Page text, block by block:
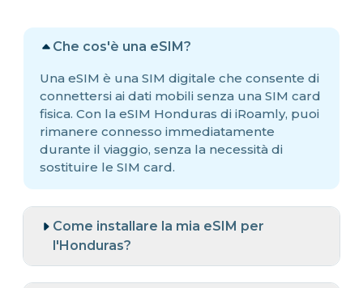
Che cos'è una eSIM?
Una eSIM è una SIM digitale che consente di
connettersi ai dati mobili senza una SIM card
fisica. Con la eSIM Honduras di iRoamly, puoi
rimanere connesso immediatamente
durante il viaggio, senza la necessità di
sostituire le SIM card.
Come installare la mia eSIM per
l'Honduras?